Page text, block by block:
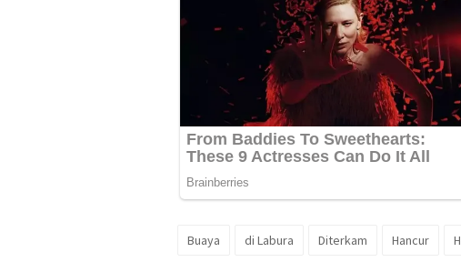
Buaya di Labura Diterkam Hancur